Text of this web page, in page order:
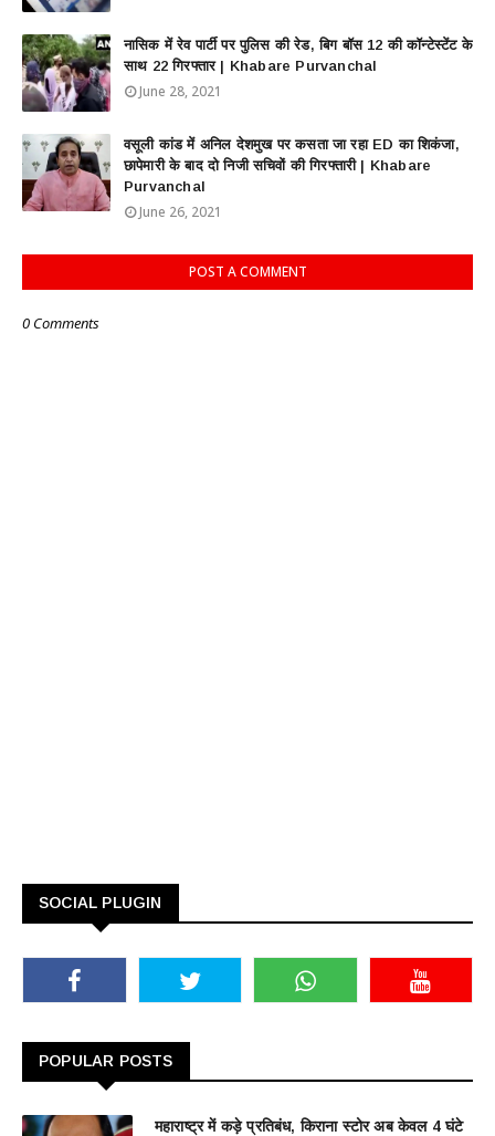
नासिक में रेव पार्टी पर पुलिस की रेड, बिग बॉस 12 की कॉन्टेस्टेंट के
साथ 22 गिरफ्तार | Khabare Purvanchal
June 28, 2021
वसूली कांड में अनिल देशमुख पर कसता जा रहा ED का शिकंजा,
छापेमारी के बाद दो निजी सचिवों की गिरफ्तारी | Khabare
Purvanchal
June 26, 2021
POST A COMMENT
0 Comments
SOCIAL PLUGIN
POPULAR POSTS
महाराष्ट्र में कड़े प्रतिबंध, किराना स्टोर अब केवल 4 घंटे